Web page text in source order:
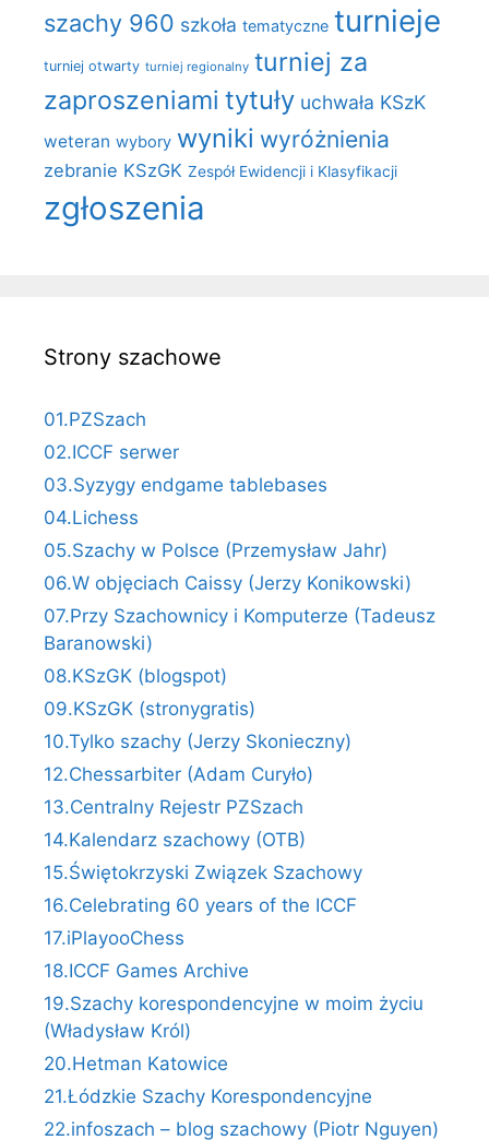
szachy 960 szkoła tematyczne turnieje
turniej otwarty turniej regionalny turniej za
zaproszeniami tytuły uchwała KSzK
weteran wybory wyniki wyróżnienia
zebranie KSzGK Zespół Ewidencji i Klasyfikacji
zgłoszenia
Strony szachowe
01.PZSzach
02.ICCF serwer
03.Syzygy endgame tablebases
04.Lichess
05.Szachy w Polsce (Przemysław Jahr)
06.W objęciach Caissy (Jerzy Konikowski)
07.Przy Szachownicy i Komputerze (Tadeusz
Baranowski)
08.KSzGK (blogspot)
09.KSzGK (stronygratis)
10.Tylko szachy (Jerzy Skonieczny)
12.Chessarbiter (Adam Curyło)
13.Centralny Rejestr PZSzach
14.Kalendarz szachowy (OTB)
15.Świętokrzyski Związek Szachowy
16.Celebrating 60 years of the ICCF
17.iPlayooChess
18.ICCF Games Archive
19.Szachy korespondencyjne w moim życiu
(Władysław Król)
20.Hetman Katowice
21.Łódzkie Szachy Korespondencyjne
22.infoszach – blog szachowy (Piotr Nguyen)